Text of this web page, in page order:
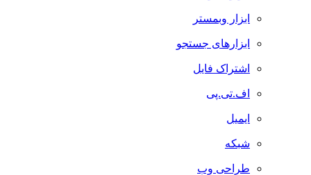
ابزار وبمستر
ابزارهای جستجو
اشتراک فایل
اف.تی.پی
ایمیل
شبکه
طراحی وب